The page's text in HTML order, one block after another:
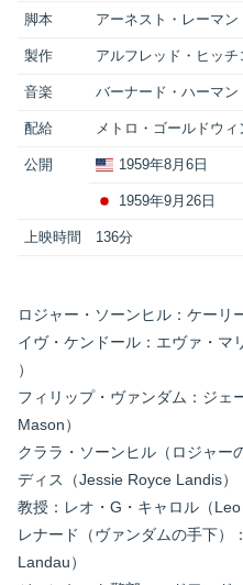
脚本 アーネスト・レーマン
製作 アルフレッド・ヒッチ
音楽 バーナード・ハーマン
配給 メトロ・ゴールドウ
公開 1959年8月6日
1959年9月26日
上映時間 136分
ロジャー・ソーンヒル：ケーリ
イヴ・ケンドール：エヴァ・マ
）
フィリップ・ヴァンダム：ジェ
Mason）
クララ・ソーンヒル（ロジャー
ディス（Jessie Royce Landis）
教授：レオ・G・キャロル（Leo
レナード（ヴァンダムの手下）
Landau）